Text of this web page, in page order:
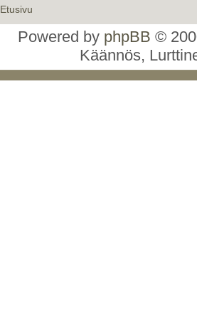
Etusivu
Powered by phpBB ©
Käännös,